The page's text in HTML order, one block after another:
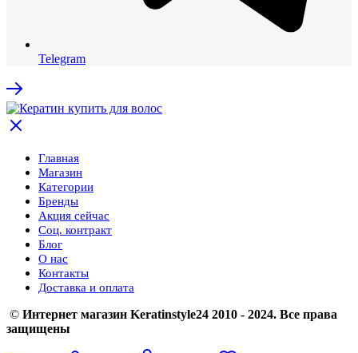
Telegram
Главная
Магазин
Категории
Бренды
Акция сейчас
Соц. контракт
Блог
О нас
Контакты
Доставка и оплата
© Интернет магазин Keratinstyle24 2010 - 2024. Все права
защищены